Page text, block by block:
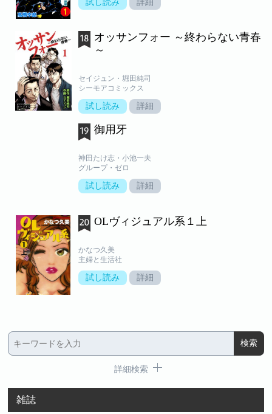
試し読み 詳細
オッサンフォー ～終わらない青春
～
セイジュン・堀田純司
シーモアコミックス
試し読み 詳細
御用牙
神田たけ志・小池一夫
グループ・ゼロ
試し読み 詳細
OLヴィジュアル系１上
かなつ久美
主婦と生活社
試し読み 詳細
詳細検索
雑誌